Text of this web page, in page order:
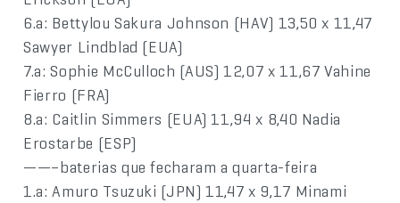
6.a: Bettylou Sakura Johnson (HAV) 13,50 x 11,47
Sawyer Lindblad (EUA)
7.a: Sophie McCulloch (AUS) 12,07 x 11,67 Vahine
Fierro (FRA)
8.a: Caitlin Simmers (EUA) 11,94 x 8,40 Nadia
Erostarbe (ESP)
——–baterias que fecharam a quarta-feira
1.a: Amuro Tsuzuki (JPN) 11,47 x 9,17 Minami